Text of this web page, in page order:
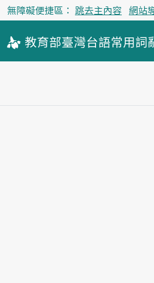
無障礙便捷區： 跳去主內容 網站
教育部臺灣台語常用詞